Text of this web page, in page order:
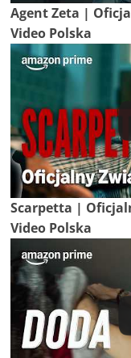
Agent Zeta |
Video Polska
Scarpetta |
Video Polska